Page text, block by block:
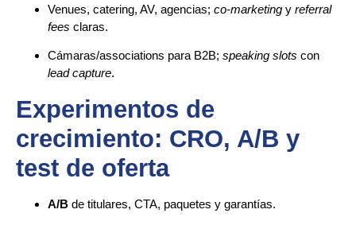
Venues, catering, AV, agencias; co-marketing y referral
fees claras.
Cámaras/associations para B2B; speaking slots con
lead capture.
Experimentos de
crecimiento: CRO, A/B y
test de oferta
A/B de titulares, CTA, paquetes y garantías.